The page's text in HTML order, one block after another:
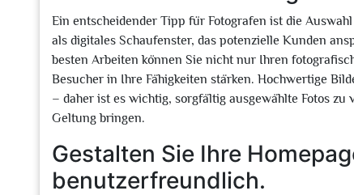
Ein entscheidender Tipp für Fotografen ist die
als digitales Schaufenster, das potenzielle Kunden
besten Arbeiten können Sie nicht nur Ihren
Besucher in Ihre Fähigkeiten stärken. Hochwertige
– daher ist es wichtig, sorgfältig ausgewählte Fotos
Geltung bringen.
Gestalten Sie Ihre
benutzerfreundlich.